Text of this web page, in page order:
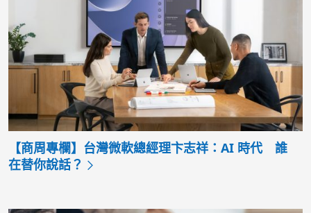
【商周專欄】台灣微軟總經理卞志祥：AI 時代 誰
在替你說話？